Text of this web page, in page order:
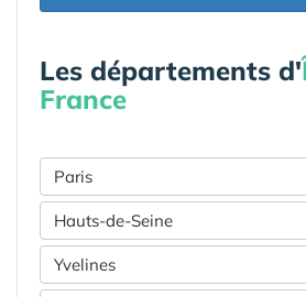
Les départements d'
France
Paris
Hauts-de-Seine
Yvelines